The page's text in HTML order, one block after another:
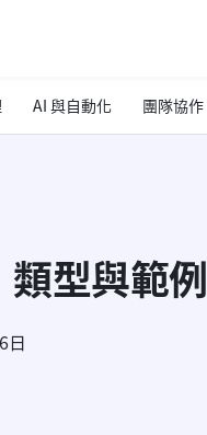
AI 與自動化 團隊協作
型與範例
日